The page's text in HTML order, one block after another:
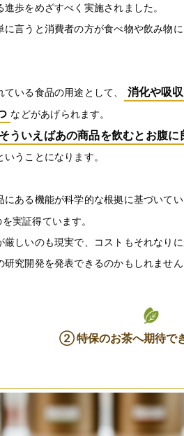
歩をめざすべく実施されました。
に言うと消費者の方が食べ物や飲み物
いる食品の用途として、 消化や吸
などがあげられます。
そういえばあの商品を飲むとお腹
うことになります。
ある機能が科学的な根拠に基づいて
実証得ています。
しいのも現実で、コストもそれなりに
究開発を発表できるのかもしれません
② 特保のお茶へ期待で